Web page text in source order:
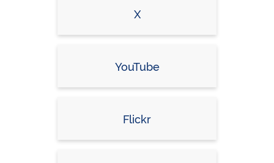
X
YouTube
Flickr